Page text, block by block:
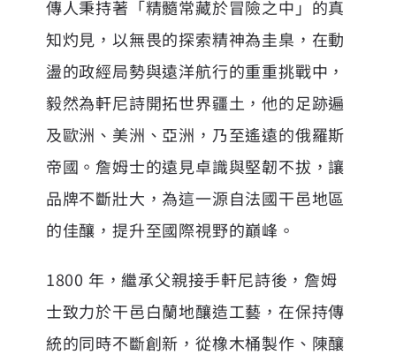
傳人秉持著「精髓常藏於冒險之中」的真
知灼見，以無畏的探索精神為圭臬，在動
盪的政經局勢與遠洋航行的重重挑戰中，
毅然為軒尼詩開拓世界疆土，他的足跡遍
及歐洲、美洲、亞洲，乃至遙遠的俄羅斯
帝國。詹姆士的遠見卓識與堅韌不拔，讓
品牌不斷壯大，為這一源自法國干邑地區
的佳釀，提升至國際視野的巔峰。
1800 年，繼承父親接手軒尼詩後，詹姆
士致力於干邑白蘭地釀造工藝，在保持傳
統的同時不斷創新，從橡木桶製作、陳釀